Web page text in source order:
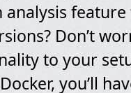
feature
Don’t
to your
you’ll